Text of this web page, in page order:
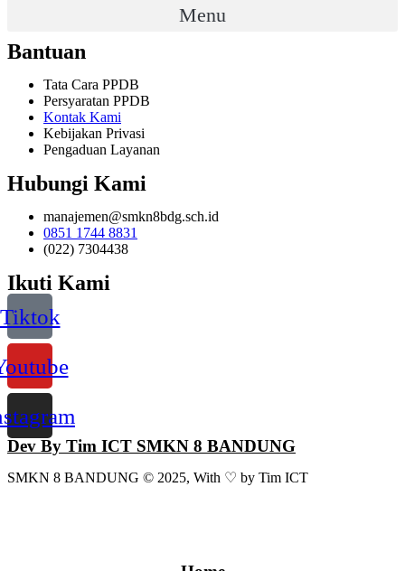
Menu
Bantuan
Tata Cara PPDB
Persyaratan PPDB
Kontak Kami
Kebijakan Privasi
Pengaduan Layanan
Hubungi Kami
manajemen@smkn8bdg.sch.id
0851 1744 8831
(022) 7304438
Ikuti Kami
Tiktok
Dev By Tim ICT SMKN 8 BANDUNG
SMKN 8 BANDUNG © 2025, With ♡ by Tim ICT